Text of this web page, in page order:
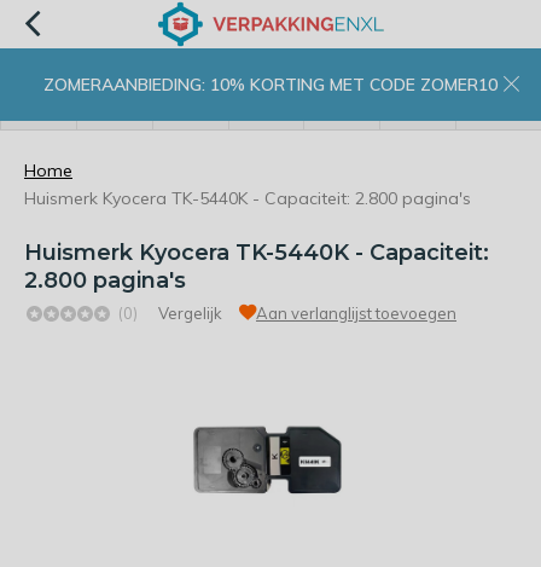
ZOMERAANBIEDING: 10% KORTING MET CODE ZOMER10
Home
Huismerk Kyocera TK-5440K - Capaciteit: 2.800 pagina's
Huismerk Kyocera TK-5440K - Capaciteit:
2.800 pagina's
(0) Vergelijk Aan verlanglijst toevoegen